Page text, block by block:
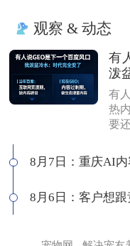
观察 & 动态
有
泼
有
热
要
的
容
应